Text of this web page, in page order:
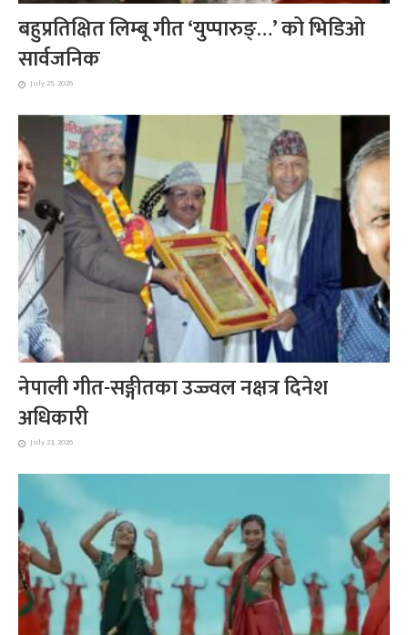
बहुप्रतिक्षित लिम्बू गीत ‘युप्पारुङ्…’ को भिडिओ
सार्वजनिक
July 25, 2026
नेपाली गीत-सङ्गीतका उज्ज्वल नक्षत्र दिनेश
अधिकारी
July 23, 2026